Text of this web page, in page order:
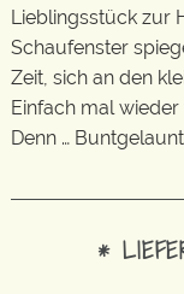
Lieblingsstück zur
Schaufenster
Zeit, sich an den
Einfach mal
Denn …
*